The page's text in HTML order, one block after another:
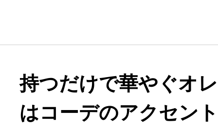
持つだけで華やぐオ
はコーデのアクセン